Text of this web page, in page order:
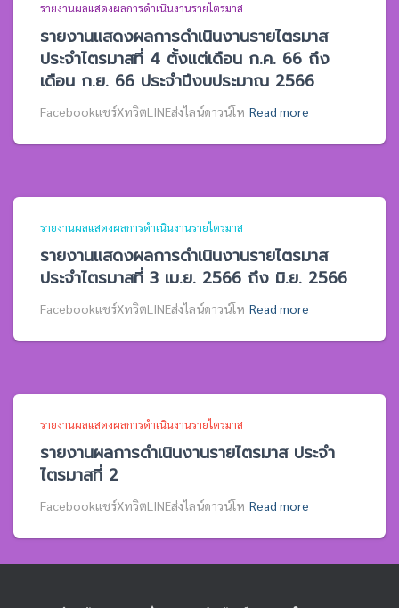
รายงานผลแสดงผลการดำเนินงานรายไตรมาส
รายงานแสดงผลการดำเนินงานรายไตรมาส
ประจำไตรมาสที่ 4 ตั้งแต่เดือน ก.ค. 66 ถึง
เดือน ก.ย. 66 ประจำปีงบประมาณ 2566
Facebookแชร์XทวิตLINEส่งไลน์ดาวน์โห Read more
รายงานผลแสดงผลการดำเนินงานรายไตรมาส
รายงานแสดงผลการดำเนินงานรายไตรมาส
ประจำไตรมาสที่ 3 เม.ย. 2566 ถึง มิ.ย. 2566
Facebookแชร์XทวิตLINEส่งไลน์ดาวน์โห Read more
รายงานผลแสดงผลการดำเนินงานรายไตรมาส
รายงานผลการดำเนินงานรายไตรมาส ประจำ
ไตรมาสที่ 2
Facebookแชร์XทวิตLINEส่งไลน์ดาวน์โห Read more